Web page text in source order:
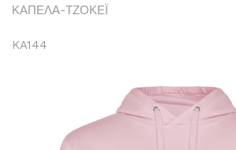
ΚΑΠΕΛΑ-ΤΖΟΚΕΪ
KA144